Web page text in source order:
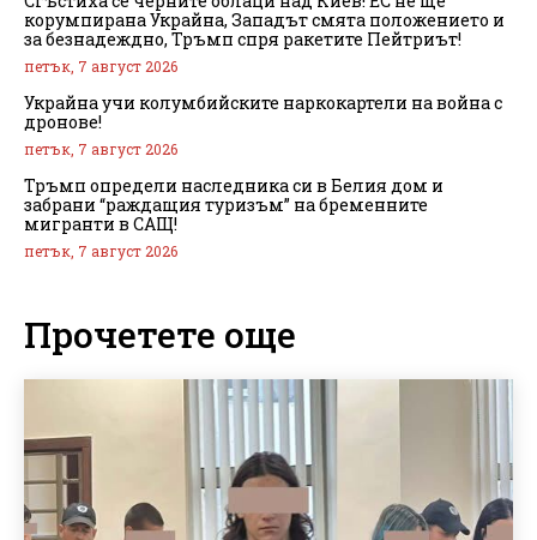
корумпирана Украйна, Западът смята положението и
за безнадеждно, Тръмп спря ракетите Пейтриът!
петък, 7 август 2026
Украйна учи колумбийските наркокартели на война с
дронове!
петък, 7 август 2026
Тръмп определи наследника си в Белия дом и
забрани “раждащия туризъм” на бременните
мигранти в САЩ!
петък, 7 август 2026
Прочетете още